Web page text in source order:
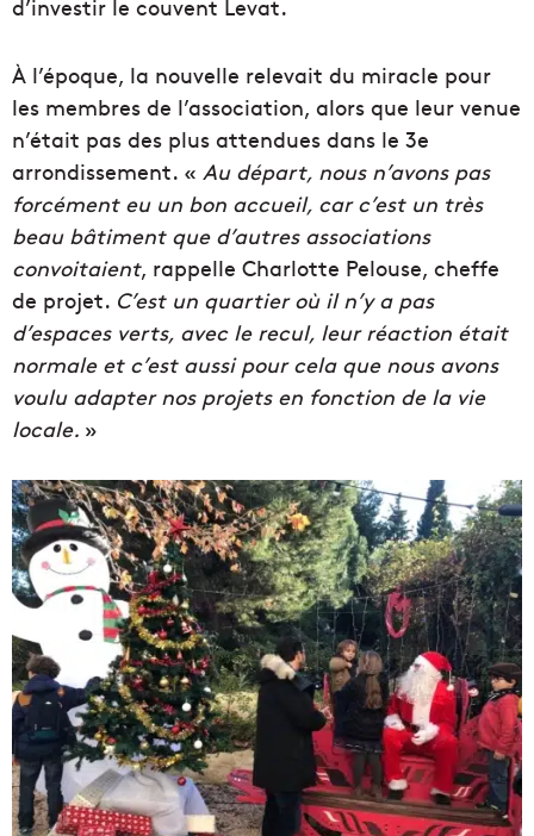
d’investir le couvent Levat.
À l’époque, la nouvelle relevait du miracle pour
les membres de l’association, alors que leur venue
n’était pas des plus attendues dans le 3e
arrondissement. « Au départ, nous n’avons pas
forcément eu un bon accueil, car c’est un très
beau bâtiment que d’autres associations
convoitaient, rappelle Charlotte Pelouse, cheffe
de projet. C’est un quartier où il n’y a pas
d’espaces verts, avec le recul, leur réaction était
normale et c’est aussi pour cela que nous avons
voulu adapter nos projets en fonction de la vie
locale. »